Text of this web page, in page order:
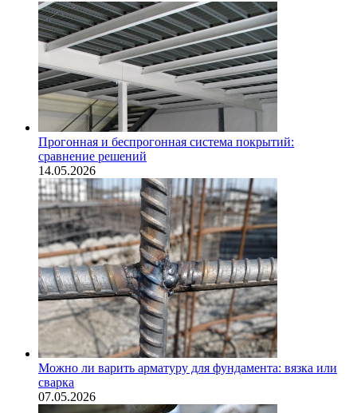
Прогонная и беспрогонная система покрытий:
сравнение решений
14.05.2026
Можно ли варить арматуру для фундамента: вязка или
сварка
07.05.2026